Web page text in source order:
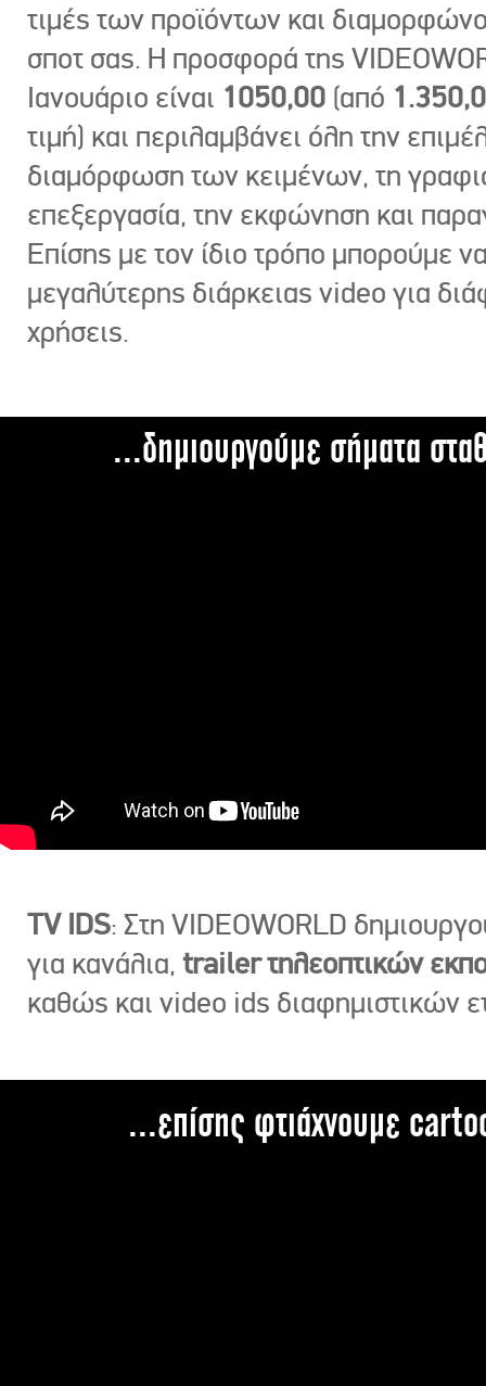
τιμές των προϊόντων και
σποτ σας. Η προσφορά της
Ιανουάριο είναι 1050,00 (από
τιμή) και περιλαμβάνει όλη την
διαμόρφωση των κειμένων, τη
επεξεργασία, την εκφώνηση και
Επίσης με τον ίδιο τρόπο μπορούμε
μεγαλύτερης διάρκειας video για
χρήσεις.
...δημιουργούμε σήματα
TV IDS: Στη VIDEOWORLD
για κανάλια, trailer τηλεοπτικών
καθώς και video ids διαφημιστικών
...επίσης φτιάχνουμε